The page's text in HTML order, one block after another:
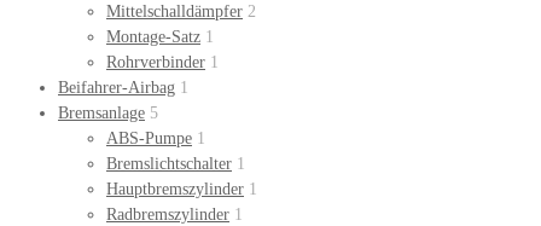
Mittelschalldämpfer 2
Montage-Satz 1
Rohrverbinder 1
Beifahrer-Airbag 1
Bremsanlage 5
ABS-Pumpe 1
Bremslichtschalter 1
Hauptbremszylinder 1
Radbremszylinder 1